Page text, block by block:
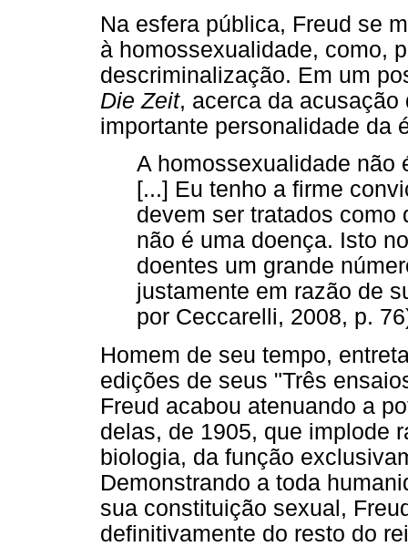
Na esfera pública, Freud se
à homossexualidade, como,
descriminalização. Em um
Die Zeit, acerca da
importante personalidade da
A homossexualidade não
[...] Eu tenho a firme
devem ser tratados como
não é uma doença. Isto
doentes um grande
justamente em razão de
por Ceccarelli, 2008, p.
Homem de seu tempo,
edições de seus "Três
Freud acabou atenuando a
delas, de 1905, que implode
biologia, da função
Demonstrando a toda
sua constituição sexual,
definitivamente do resto do